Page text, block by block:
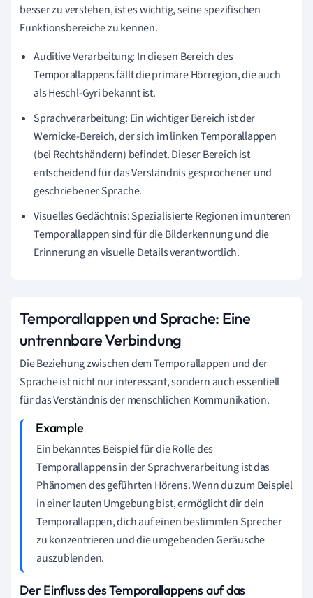
besser zu verstehen, ist es wichtig, seine spezifischen
Funktionsbereiche zu kennen.
Auditive Verarbeitung: In diesen Bereich des
Temporallappens fällt die primäre Hörregion, die auch
als Heschl-Gyri bekannt ist.
Sprachverarbeitung: Ein wichtiger Bereich ist der
Wernicke-Bereich, der sich im linken Temporallappen
(bei Rechtshändern) befindet. Dieser Bereich ist
entscheidend für das Verständnis gesprochener und
geschriebener Sprache.
Visuelles Gedächtnis: Spezialisierte Regionen im unteren
Temporallappen sind für die Bilderkennung und die
Erinnerung an visuelle Details verantwortlich.
Temporallappen und Sprache: Eine
untrennbare Verbindung
Die Beziehung zwischen dem Temporallappen und der
Sprache ist nicht nur interessant, sondern auch essentiell
für das Verständnis der menschlichen Kommunikation.
Ein bekanntes Beispiel für die Rolle des
Temporallappens in der Sprachverarbeitung ist das
Phänomen des geführten Hörens. Wenn du zum Beispiel
in einer lauten Umgebung bist, ermöglicht dir dein
Temporallappen, dich auf einen bestimmten Sprecher
zu konzentrieren und die umgebenden Geräusche
auszublenden.
Der Einfluss des Temporallappens auf das